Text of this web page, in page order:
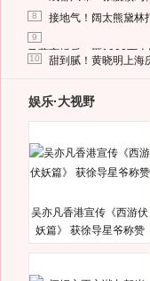
8 接地气！阔太熊黛林
9
马蓉离婚后，砸1000万
10 甜到腻！黄晓明上海
娱乐·大视野
吴亦凡香港宣传《西游伏
妖篇》 获徐导星爷称赞